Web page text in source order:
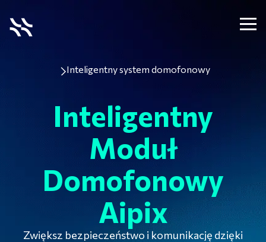
Inteligentny system domofonowy
Inteligentny
Moduł
Domofonowy
Aipix
Zwiększ bezpieczeństwo i komunikację dzięki